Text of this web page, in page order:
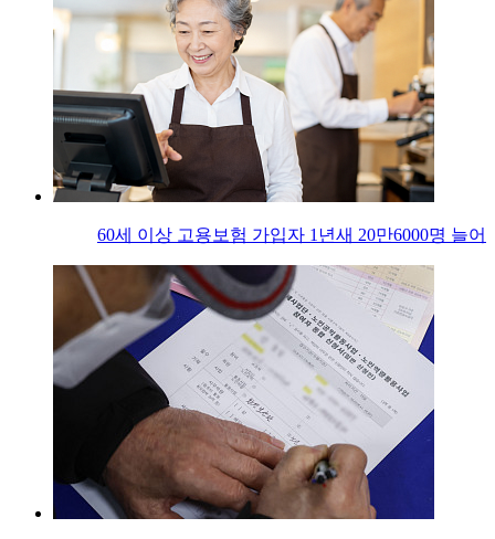
60세 이상 고용보험 가입자 1년새 20만6000명 늘어